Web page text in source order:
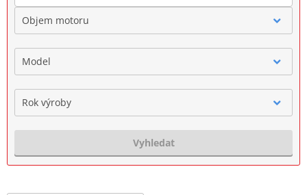
Objem motoru
Model
Rok výroby
Vyhledat